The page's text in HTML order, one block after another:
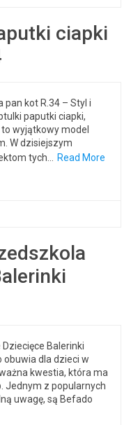
ciapki
pan kot R.34 – Styl i
paputki ciapki,
wyjątkowy model
W dzisiejszym
tych…
Read More
Balerinki
obuwia dla dzieci w
kwestia, która ma
Jednym z popularnych
uwagę, są Befado